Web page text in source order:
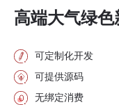
可定制化开发
可提供源码
无绑定消费